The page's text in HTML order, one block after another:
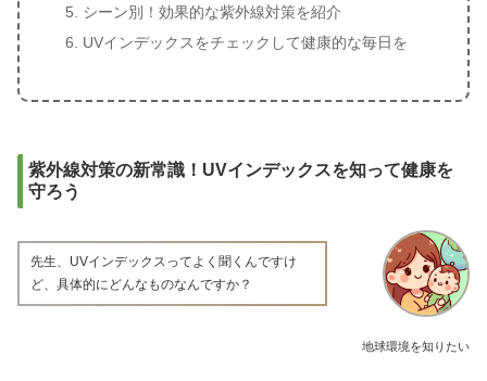
シーン別！効果的な紫外線対策を紹介
UVインデックスをチェックして健康的な毎日を
紫外線対策の新常識！UVインデックスを知って健康を
守ろう
地球環境を知りたい
先生、UVインデックスってよく聞くんですけ
ど、具体的にどんなものなんですか？